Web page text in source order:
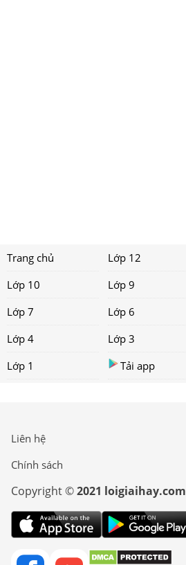
Trang chủ Lớp 12
Lớp 10
Lớp 9
Lớp 7
Lớp 6
Lớp 4
Lớp 3
Lớp 1
Tải app
Liên hệ
Chính sách
Copyright ©2021 loigiaihay.com